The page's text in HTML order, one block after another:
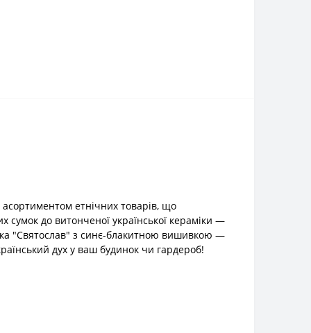
етнічних товарів, що
сумок до витонченої української кераміки —
"Святослав" з синє-блакитною вишивкою —
дух у ваш будинок чи гардероб!